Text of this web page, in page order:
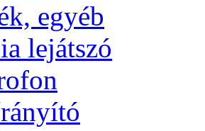
egyéb
lejátszó